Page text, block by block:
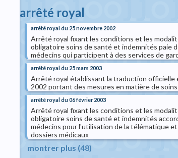
arrêté royal
arrêté royal du 25 novembre 2002
Arrêté royal fixant les conditions et les
obligatoire soins de santé et indemnités paie
médecins qui participent à des services de
arrêté royal du 25 mars 2003
Arrêté royal établissant la traduction officielle
2002 portant des mesures en matière de
arrêté royal du 06 février 2003
Arrêté royal fixant les conditions et les
obligatoire soins de santé et indemnités
médecins pour l'utilisation de la télématique
dossiers médicaux
montrer plus (48)